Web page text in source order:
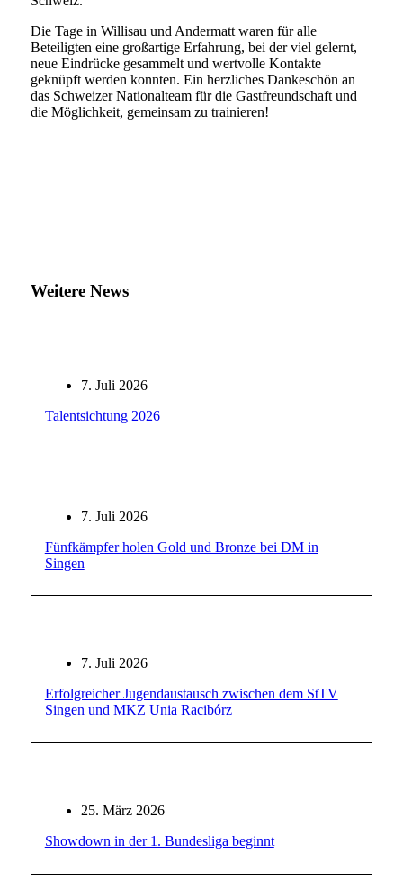
Die Tage in Willisau und Andermatt waren für alle
Beteiligten eine großartige Erfahrung, bei der viel gelernt,
neue Eindrücke gesammelt und wertvolle Kontakte
geknüpft werden konnten. Ein herzliches Dankeschön an
das Schweizer Nationalteam für die Gastfreundschaft und
die Möglichkeit, gemeinsam zu trainieren!
Weitere News
7. Juli 2026
Talentsichtung 2026
7. Juli 2026
Fünfkämpfer holen Gold und Bronze bei DM in
Singen
7. Juli 2026
Erfolgreicher Jugendaustausch zwischen dem StTV
Singen und MKZ Unia Racibórz
25. März 2026
Showdown in der 1. Bundesliga beginnt